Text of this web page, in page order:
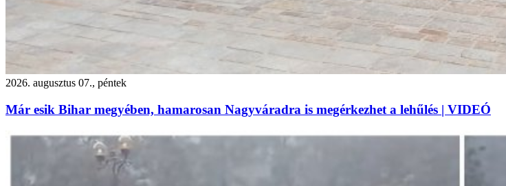
2026. augusztus 07., péntek
Már esik Bihar megyében, hamarosan Nagyváradra is megérkezhet a lehűlés | VIDEÓ